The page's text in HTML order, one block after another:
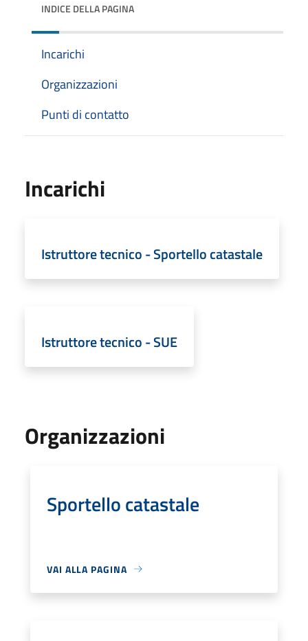
INDICE DELLA PAGINA
Incarichi
Organizzazioni
Punti di contatto
Incarichi
Istruttore tecnico - Sportello catastale
Istruttore tecnico - SUE
Organizzazioni
Sportello catastale
VAI ALLA PAGINA